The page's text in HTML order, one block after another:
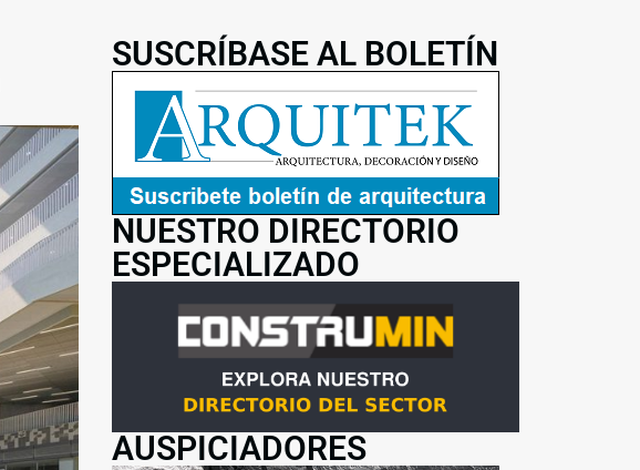
SUSCRÍBASE AL BOLETÍN
NUESTRO DIRECTORIO
ESPECIALIZADO
AUSPICIADORES